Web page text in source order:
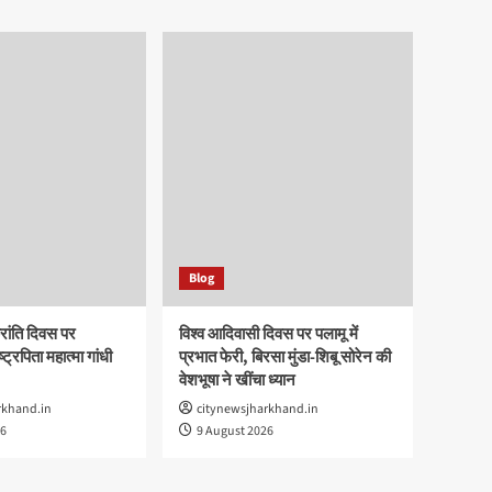
दिवस पर
महात्मा गांधी
Blog
विश्व आदिवासी दिवस पर पलामू में
प्रभात फेरी, बिरसा मुंडा-शिबू सोरेन की
वेशभूषा ने खींचा ध्यान
citynewsjharkhand.in
9 August 2026